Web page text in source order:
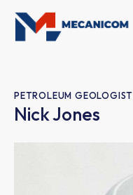
PETROLEUM GEOLOGIST
Nick Jones